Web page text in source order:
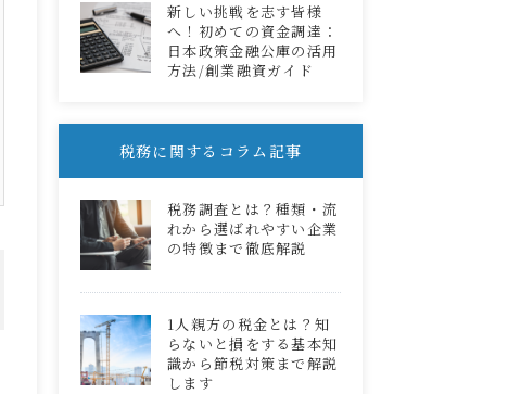
新しい挑戦を志す皆様
へ！初めての資金調達：
日本政策金融公庫の活用
方法/創業融資ガイド
税務に関するコラム記事
税務調査とは？種類・流
れから選ばれやすい企業
の特徴まで徹底解説
1人親方の税金とは？知
らないと損をする基本知
識から節税対策まで解説
します